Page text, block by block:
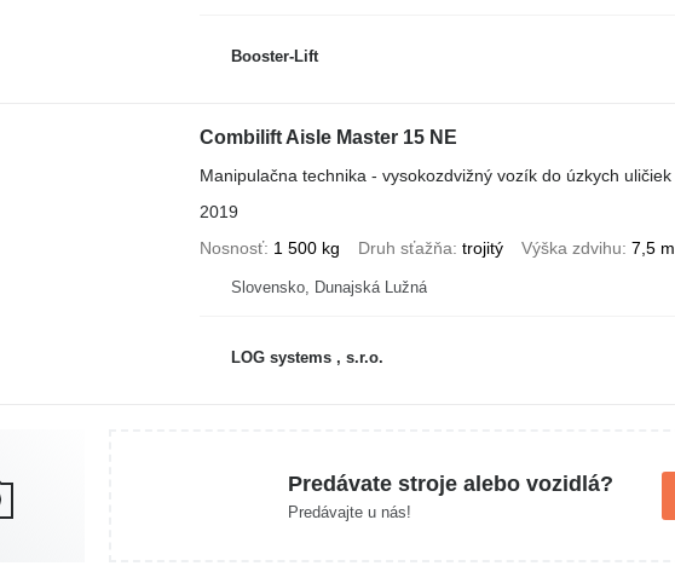
Booster-Lift
Combilift Aisle Master 15 NE
Manipulačna technika - vysokozdvižný vozík do úzkych uličiek
2019
Nosnosť 1 500 kg Druh sťažňa trojitý Výška zdvihu 7,5 m
Slovensko, Dunajská Lužná
LOG systems , s.r.o.
Predávate stroje alebo vozidlá?
Predávajte u nás!